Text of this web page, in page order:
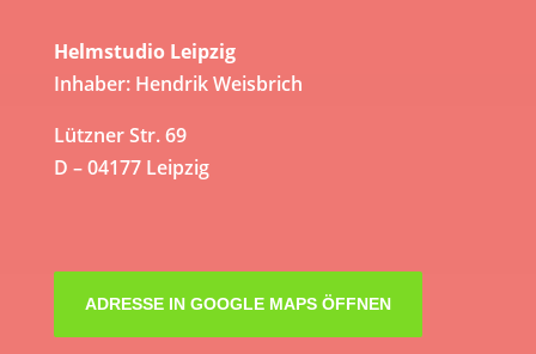
Helmstudio Leipzig
Inhaber: Hendrik Weisbrich
Lützner Str. 69
D – 04177 Leipzig
ADRESSE IN GOOGLE MAPS ÖFFNEN